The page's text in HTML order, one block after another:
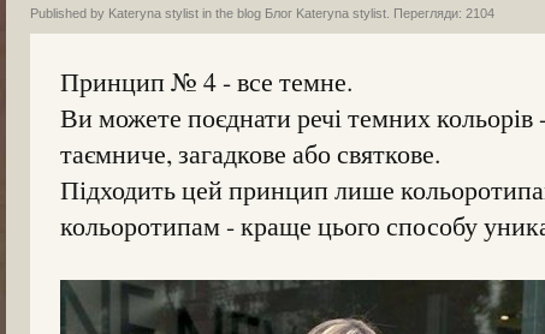
Published by Kateryna stylist in the blog Блог Kateryna stylist . Перегляди: 2104
Принцип № 4 - все темне.
Ви можете поєднати речі темних
таємниче, загадкове або святкове.
Підходить цей принцип лише
кольоротипам - краще цього способу